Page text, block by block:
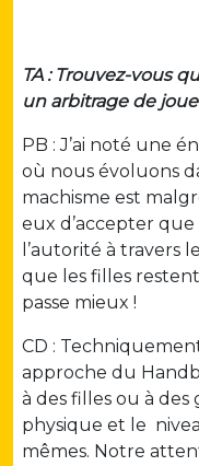
TA : Trouvez-vous
un arbitrage de
PB : J’ai noté une
où nous évoluons
machisme est
eux d’accepter
l’autorité à travers
que les filles
passe mieux !
CD :
approche du
à des filles ou à des
physique et le
mêmes. Notre